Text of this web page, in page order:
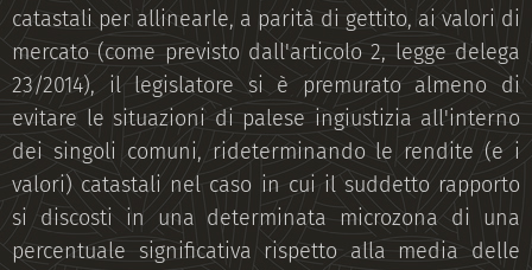
catastali per allinearle, a parità di gettito, ai valori di
mercato (come previsto dall'articolo 2, legge delega
23/2014), il legislatore si è premurato almeno di
evitare le situazioni di palese ingiustizia all'interno
dei singoli comuni, rideterminando le rendite (e i
valori) catastali nel caso in cui il suddetto rapporto
si discosti in una determinata microzona di una
percentuale significativa rispetto alla media delle